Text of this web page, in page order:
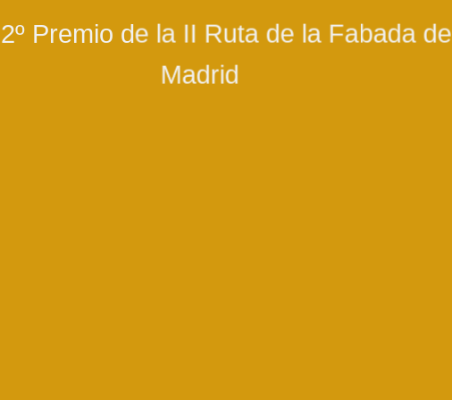
Premio de la II Ruta de la Fabada de
Madrid